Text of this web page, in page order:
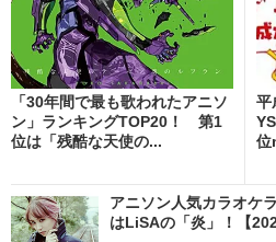
「30年間で最も歌われたアニソ
ン」ランキングTOP20！ 第1
位は「残酷な天使の...
平
位
アニソン人気カラオケ
はLiSAの「炎」！【